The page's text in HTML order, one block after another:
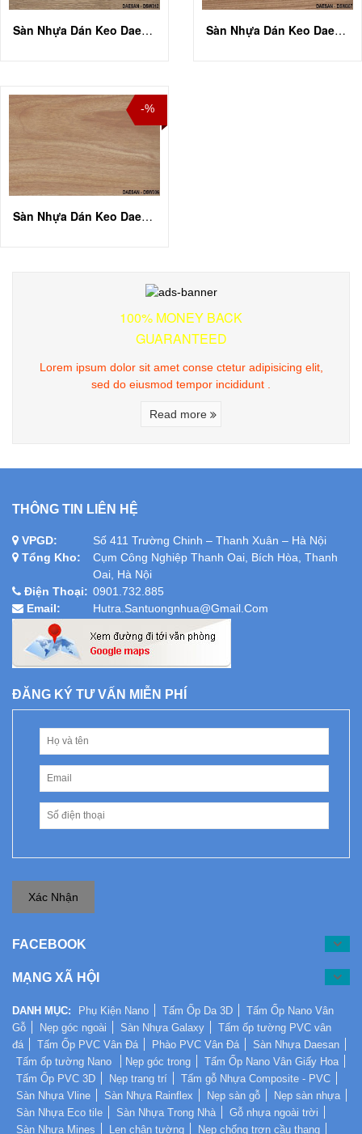
Sàn Nhựa Dán Keo Daesan DSW 312 Sàn Nhựa Dán Keo Daesan DSW 307
-%
Sàn Nhựa Dán Keo Daesan DSW 306
100% MONEY BACK
GUARANTEED
Lorem ipsum dolor sit amet conse ctetur adipisicing elit,
sed do eiusmod tempor incididunt .
Read more
THÔNG TIN LIÊN HỆ
VPGD:
Số 411 Trường Chinh – Thanh Xuân – Hà Nội
Tổng Kho:
Cụm Công Nghiệp Thanh Oai, Bích Hòa, Thanh
Oai, Hà Nội
Điện Thoại: 0901.732.885
Email:
Hutra.santuongnhua@gmail.com
ĐĂNG KÝ TƯ VẤN MIỄN PHÍ
Xác Nhận
FACEBOOK
MẠNG XÃ HỘI
DANH MỤC: Phụ Kiện Nano Tấm Ốp Da 3D
Tấm Ốp Nano Vân
Gỗ
Nẹp góc ngoài Sàn Nhựa Galaxy
Tấm ốp tường PVC vân
đá
Tấm Ốp PVC Vân Đá Phào PVC Vân Đá
Sàn Nhựa Daesan
Tấm ốp tường Nano
Nẹp góc trong
Tấm Ốp Nano Vân Giấy Hoa
Tấm Ốp PVC 3D
Nẹp trang trí
Tấm gỗ Nhựa Composite - PVC
Sàn Nhựa Vline
Sàn Nhựa Rainflex Nẹp sàn gỗ
Nẹp sàn nhựa
Sàn Nhựa Eco tile
Sàn Nhựa Trong Nhà
Gỗ nhựa ngoài trời
Sàn Nhựa Mines
Len chân tường Nẹp chống trơn cầu thang